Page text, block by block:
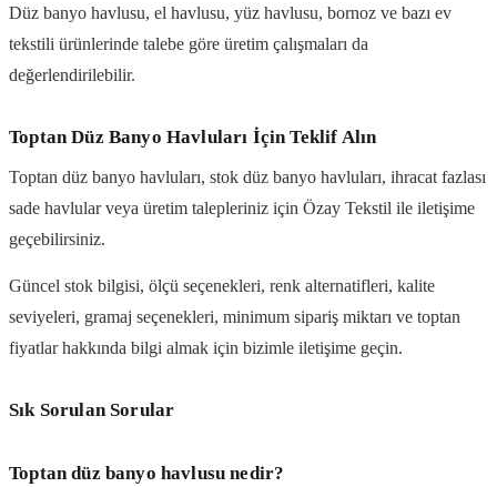
Düz banyo havlusu, el havlusu, yüz havlusu, bornoz ve bazı ev
tekstili ürünlerinde talebe göre üretim çalışmaları da
değerlendirilebilir.
Toptan Düz Banyo Havluları İçin Teklif Alın
Toptan düz banyo havluları, stok düz banyo havluları, ihracat fazlası
sade havlular veya üretim talepleriniz için Özay Tekstil ile iletişime
geçebilirsiniz.
Güncel stok bilgisi, ölçü seçenekleri, renk alternatifleri, kalite
seviyeleri, gramaj seçenekleri, minimum sipariş miktarı ve toptan
fiyatlar hakkında bilgi almak için bizimle iletişime geçin.
Sık Sorulan Sorular
Toptan düz banyo havlusu nedir?